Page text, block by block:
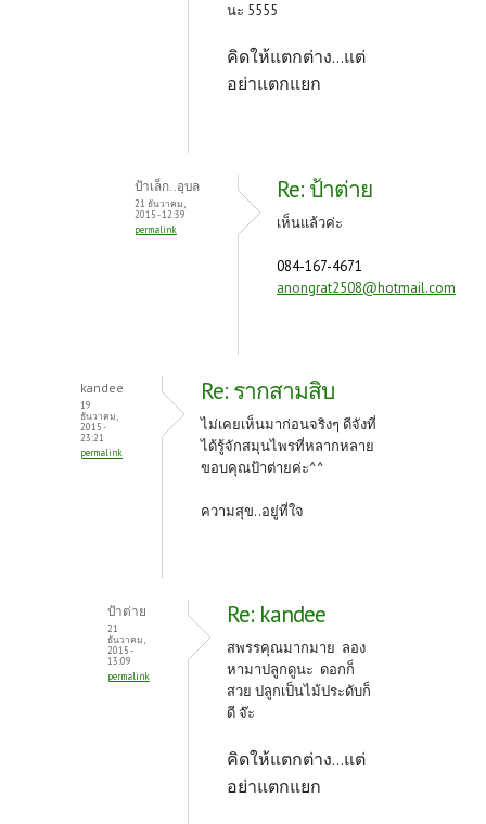
นะ 5555
คิดให้แตกต่าง...แต่
อย่าแตกแยก
ป้าเล็ก..อุบล
21 ธันวาคม,
2015 - 12:39
permalink
Re: ป้าต่าย
เห็นแล้วค่ะ
084-167-4671
anongrat2508@hotmail.com
kandee
19
ธันวาคม,
2015 -
23:21
permalink
Re: รากสามสิบ
ไม่เคยเห็นมาก่อนจริงๆ ดีจังที่
ได้รู้จักสมุนไพรที่หลากหลาย
ขอบคุณป้าต่ายค่ะ^^
ความสุข..อยู่ที่ใจ
ป้าต่าย
21
ธันวาคม,
2015 -
13:09
permalink
Re: kandee
สพรรคุณมากมาย ลอง
หามาปลูกดูนะ ดอกก็
สวย ปลูกเป็นไม้ประดับก็
ดี จ๊ะ
คิดให้แตกต่าง...แต่
อย่าแตกแยก